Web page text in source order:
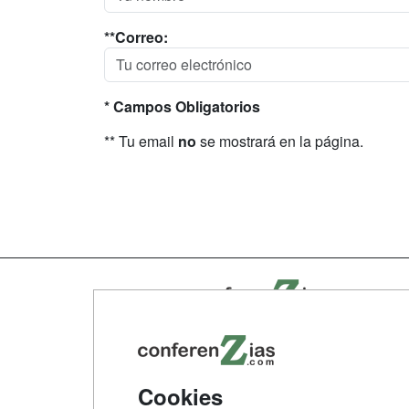
**Correo:
* Campos Obligatorios
** Tu email no se mostrará en la página.
Cookies